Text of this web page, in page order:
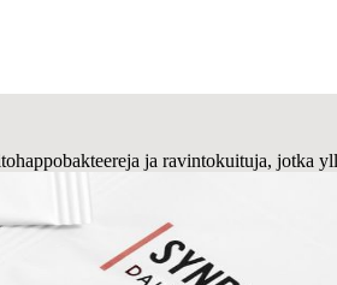
ja ravintokuituja, jotka